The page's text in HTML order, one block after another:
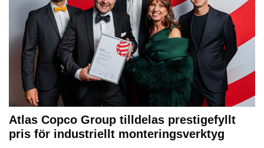
Atlas Copco Group tilldelas prestigefyllt
pris för industriellt monteringsverktyg